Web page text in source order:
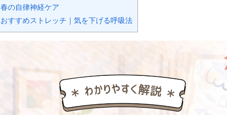
春の自律神経ケア
おすすめストレッチ｜気を下げる呼吸法